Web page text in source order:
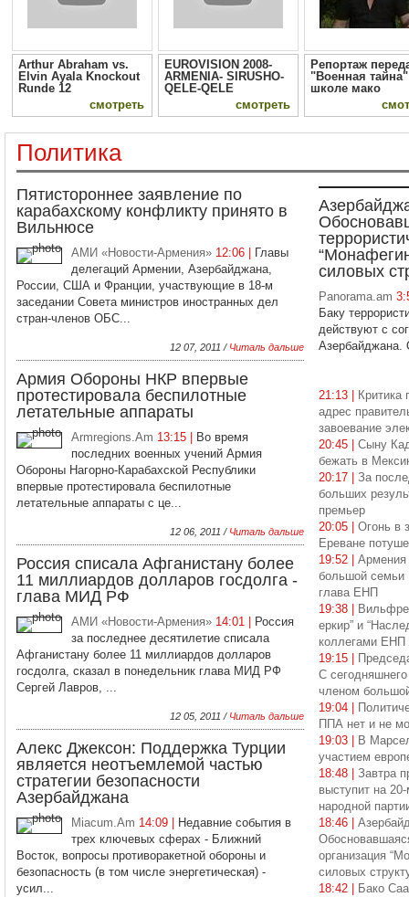
Arthur Abraham vs.
Elvin Ayala Knockout
Runde 12
смотреть
EUROVISION 2008-
ARMENIA- SIRUSHO-
QELE-QELE
смотреть
Репортаж
"Военная
школе мако
Политика
Пятистороннее заявление по
карабахскому конфликту принято в
Вильнюсе
АМИ «Новости-Армения» 12:06 |
Главы
делегаций Армении, Азербайджана,
России, США и Франции, участвующие в 18-м
заседании Совета министров иностранных дел
стран-членов ОБС...
12 07, 2011 / Читаль дальше
Армия Обороны НКР впервые
протестировала беспилотные
летательные аппараты
Armregions.Am 13:15 |
Во время
последних военных учений Армия
Обороны Нагорно-Карабахской Республики
впервые протестировала беспилотные
летательные аппараты с це...
12 06, 2011 / Читаль дальше
Россия списала Афганистану более
11 миллиардов долларов госдолга -
глава МИД РФ
АМИ «Новости-Армения» 14:01 |
Россия
за последнее десятилетие списала
Афганистану более 11 миллиардов долларов
госдолга, сказал в понедельник глава МИД РФ
Сергей Лавров, ...
12 05, 2011 / Читаль дальше
Алекс Джексон: Поддержка Турции
является неотъемлемой частью
стратегии безопасности
Азербайджана
Miacum.Am 14:09 |
Недавние события в
трех ключевых сферах - Ближний
Восток, вопросы противоракетной обороны и
безопасность (в том числе энергетическая) -
усил...
силовых
Panorama.am
Баку
действуют с
Азербайджана.
21:13 |
Критика
адрес
завоевание
20:45 | Сыну
бежать в
20:17 | За
больших
премьер
20:05 | Огонь в
Ереване
19:52 | Армения
большой семьи
глава ЕНП
19:38 |
еркир” и
коллегами ЕНП
19:15 |
С
членом
19:04 |
ППА нет и не
19:03 |
В
участием
18:48 | Завтра
выступит на
народной
18:46 |
организация
силовых
18:42 |
Бако